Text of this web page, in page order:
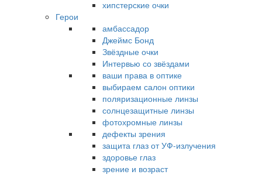
хипстерские очки
Герои
амбассадор
Джеймс Бонд
Звёздные очки
Интервью со звёздами
ваши права в оптике
выбираем салон оптики
поляризационные линзы
солнцезащитные линзы
фотохромные линзы
дефекты зрения
защита глаз от УФ-излучения
здоровье глаз
зрение и возраст